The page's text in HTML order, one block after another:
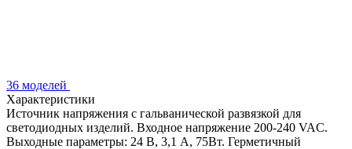
36 моделей
Характеристики
Источник напряжения с гальванической развязкой для
светодиодных изделий. Входное напряжение 200-240 VAC.
Выходные параметры: 24 В, 3,1 А, 75Вт. Герметичный